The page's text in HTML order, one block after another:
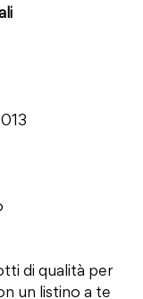
di qualità per
un listino a te